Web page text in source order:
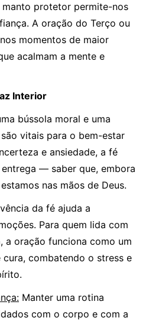
manto protetor permite-nos
A oração do Terço ou
momentos de maior
acalmam a mente e
Interior
bússola moral e uma
vitais para o bem-estar
e ansiedade, a fé
— saber que, embora
nas mãos de Deus.
da fé ajuda a
Para quem lida com
a oração funciona como um
combatendo o stress e
Manter uma rotina
com o corpo e com a